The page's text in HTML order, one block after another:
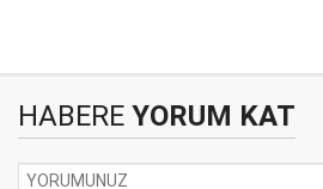
HABERE YORUM KAT